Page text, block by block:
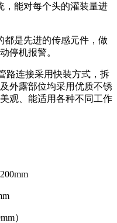
，能对每个头的灌装量进
都是先进的传感元件，做
停机报警。
路连接采用快装方式，拆
外露部位均采用优质不锈
观、能适用各种不同工作
Φ200mm
）